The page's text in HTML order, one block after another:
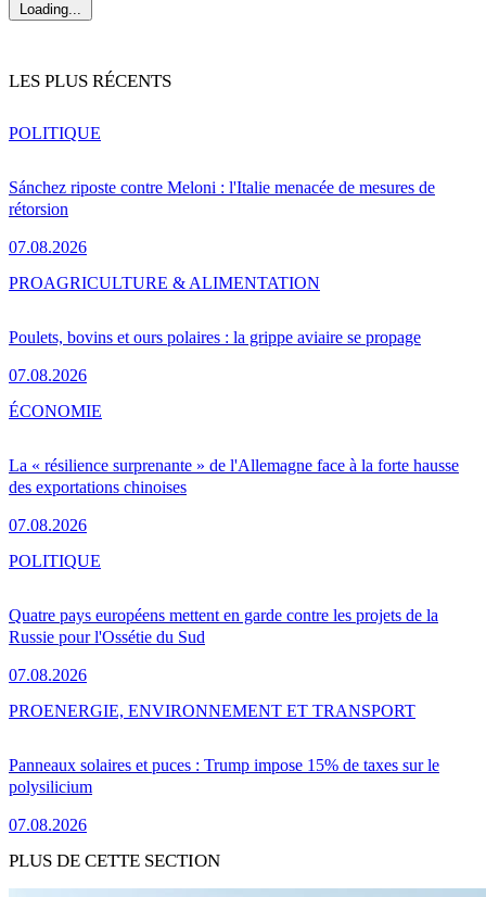
Loading...
LES PLUS RÉCENTS
Sánchez riposte contre Meloni : l'Italie menacée de mesures de
rétorsion
07.08.2026
POLITIQUE
Poulets, bovins et ours polaires : la grippe aviaire se propage
07.08.2026
PROAGRICULTURE & ALIMENTATION
La « résilience surprenante » de l'Allemagne face à la forte hausse
des exportations chinoises
07.08.2026
ÉCONOMIE
Quatre pays européens mettent en garde contre les projets de la
Russie pour l'Ossétie du Sud
07.08.2026
POLITIQUE
Panneaux solaires et puces : Trump impose 15% de taxes sur le
polysilicium
07.08.2026
PROENERGIE, ENVIRONNEMENT ET TRANSPORT
PLUS DE CETTE SECTION